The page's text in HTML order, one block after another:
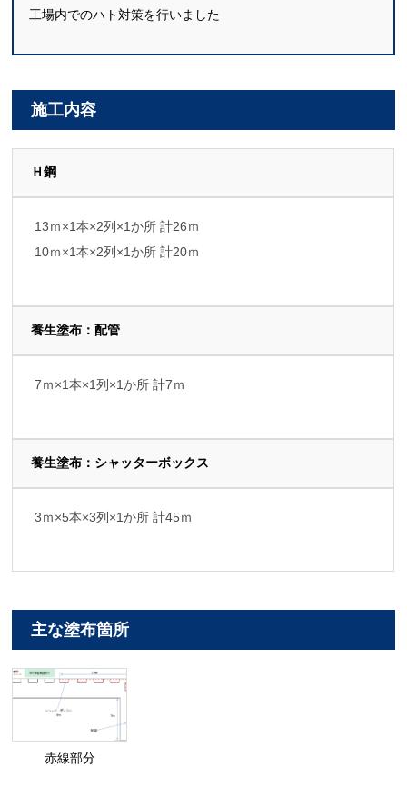
工場内でのハト対策を行いました
施工内容
Ｈ鋼
13ｍ×1本×2列×1か所 計26ｍ
10ｍ×1本×2列×1か所 計20ｍ
養生塗布：配管
7ｍ×1本×1列×1か所 計7ｍ
養生塗布：シャッターボックス
3ｍ×5本×3列×1か所 計45ｍ
主な塗布箇所
赤線部分